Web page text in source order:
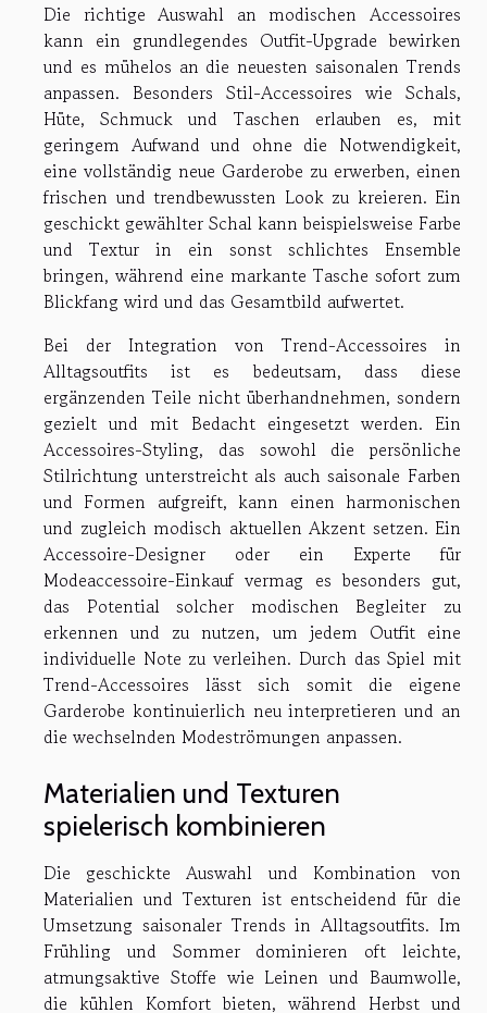
Die richtige Auswahl an modischen Accessoires
kann ein grundlegendes Outfit-Upgrade bewirken
und es mühelos an die neuesten saisonalen Trends
anpassen. Besonders Stil-Accessoires wie Schals,
Hüte, Schmuck und Taschen erlauben es, mit
geringem Aufwand und ohne die Notwendigkeit,
eine vollständig neue Garderobe zu erwerben, einen
frischen und trendbewussten Look zu kreieren. Ein
geschickt gewählter Schal kann beispielsweise Farbe
und Textur in ein sonst schlichtes Ensemble
bringen, während eine markante Tasche sofort zum
Blickfang wird und das Gesamtbild aufwertet.
Bei der Integration von Trend-Accessoires in
Alltagsoutfits ist es bedeutsam, dass diese
ergänzenden Teile nicht überhandnehmen, sondern
gezielt und mit Bedacht eingesetzt werden. Ein
Accessoires-Styling, das sowohl die persönliche
Stilrichtung unterstreicht als auch saisonale Farben
und Formen aufgreift, kann einen harmonischen
und zugleich modisch aktuellen Akzent setzen. Ein
Accessoire-Designer oder ein Experte für
Modeaccessoire-Einkauf vermag es besonders gut,
das Potential solcher modischen Begleiter zu
erkennen und zu nutzen, um jedem Outfit eine
individuelle Note zu verleihen. Durch das Spiel mit
Trend-Accessoires lässt sich somit die eigene
Garderobe kontinuierlich neu interpretieren und an
die wechselnden Modeströmungen anpassen.
Materialien und Texturen
spielerisch kombinieren
Die geschickte Auswahl und Kombination von
Materialien und Texturen ist entscheidend für die
Umsetzung saisonaler Trends in Alltagsoutfits. Im
Frühling und Sommer dominieren oft leichte,
atmungsaktive Stoffe wie Leinen und Baumwolle,
die kühlen Komfort bieten, während Herbst und